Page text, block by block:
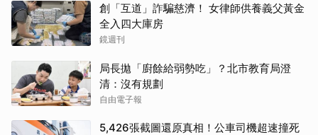
創「互道」詐騙慈濟！ 女律師供養義父黃金
全入四大庫房
鏡週刊
局長拋「廚餘給弱勢吃」？北市教育局澄
清：沒有規劃
自由電子報
5,426張截圖還原真相！公車司機超速撞死